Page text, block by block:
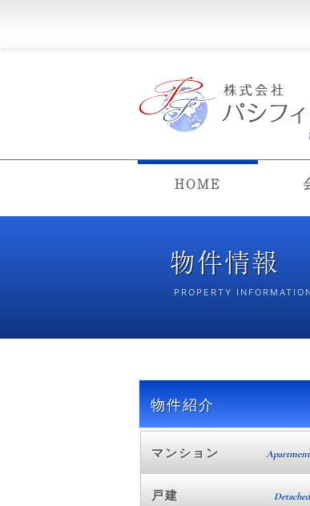
HOME
物件情報
PROPERTY
物件紹介
マンション Apartment
戸建 Detached